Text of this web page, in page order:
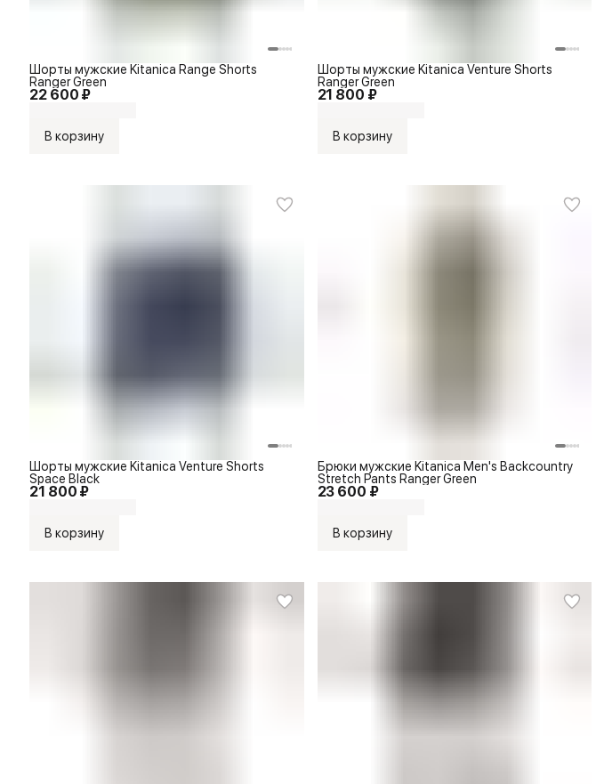
22 600 ₽
Шорты мужские Kitanica Range Shorts
Ranger Green
В корзину
21 800 ₽
Шорты мужские Kitanica Venture Shorts
Ranger Green
В корзину
21 800 ₽
Шорты мужские Kitanica Venture Shorts
Space Black
В корзину
23 600 ₽
Брюки мужские Kitanica Men's Backcountry
Stretch Pants Ranger Green
В корзину